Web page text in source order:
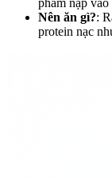
Nên ăn gì?:
protein nạc